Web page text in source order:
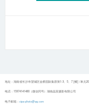
地址：湖南省长沙市望城区金桥国际集群第1-3、5、7 [幢] /单元
电话：15974141480（微信同号）湖南晶宸摄影有限公司
电子邮箱： cipa-photo@qq.com